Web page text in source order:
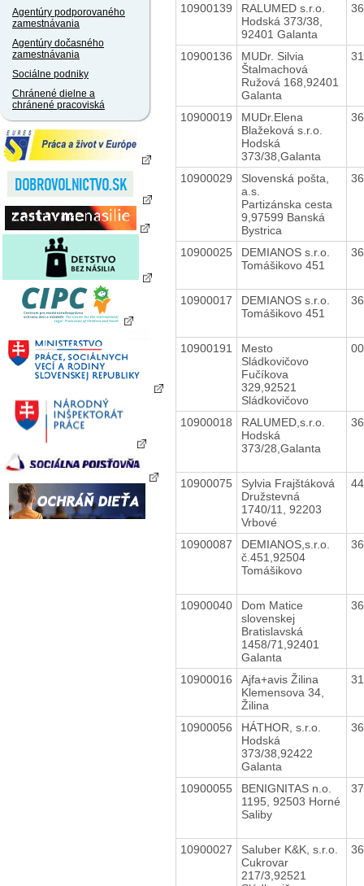
Agentúry podporovaného
zamestnávania
Agentúry dočasného
zamestnávania
Sociálne podniky
Chránené dielne a
chránené pracoviská
10900139
RALUMED s.r.o.
Hodská 373/38,
92401 Galanta
10900136
MUDr. Silvia
Štalmachová
Ružová 168,92401
Galanta
10900019
MUDr.Elena
Blažeková s.r.o.
Hodská
373/38,Galanta
10900029
Slovenská pošta,
a.s.
Partizánska cesta
9,97599 Banská
Bystrica
10900025
DEMIANOS s.r.o.
Tomášikovo 451
10900017
DEMIANOS s.r.o.
Tomášikovo 451
10900191
Mesto
Sládkovičovo
Fučíkova
329,92521
Sládkovičovo
10900018
RALUMED,s.r.o.
Hodská
373/28,Galanta
10900075
Sylvia Frajštáková
Družstevná
1740/11, 92203
Vrbové
10900087
DEMIANOS,s.r.o.
č.451,92504
Tomášikovo
10900040
Dom Matice
slovenskej
Bratislavská
1458/71,92401
Galanta
10900016
Ajfa+avis Žilina
Klemensova 34,
Žilina
10900056
HÁTHOR, s.r.o.
Hodská
373/38,92422
Galanta
10900055
BENIGNITAS n.o.
1195, 92503 Horné
Saliby
10900027
Saluber K&K, s.r.o.
Cukrovar
217/3,92521